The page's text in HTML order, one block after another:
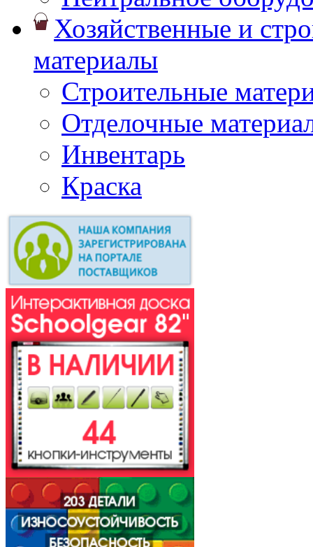
Хозяйственные и
материалы
Строительные
Отделочные
Инвентарь
Краска